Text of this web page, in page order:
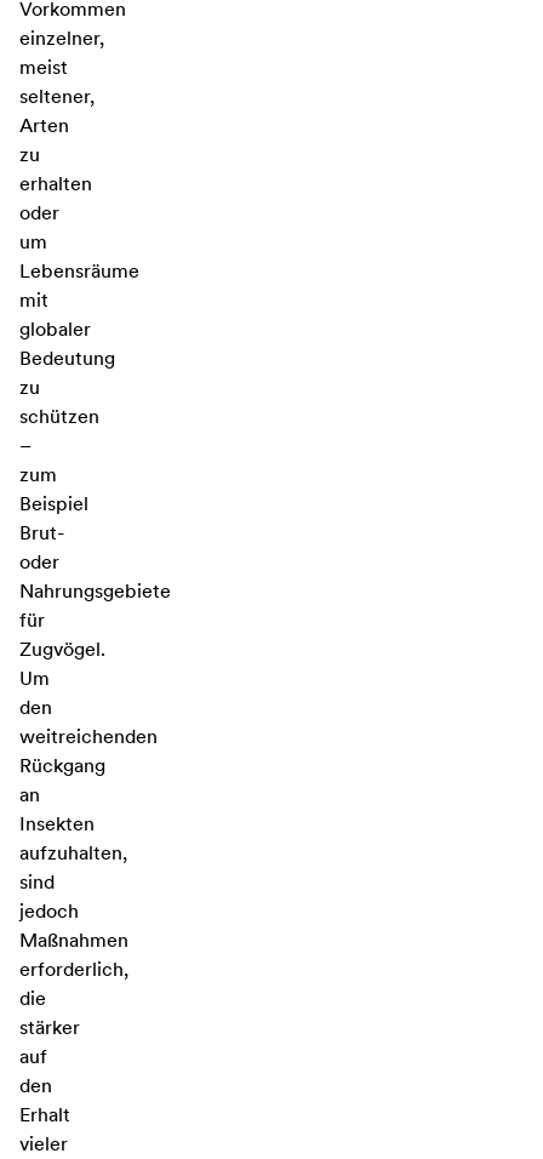
Vorkommen
einzelner,
meist
seltener,
Arten
zu
erhalten
oder
um
Lebensräume
mit
globaler
Bedeutung
zu
schützen
–
zum
Beispiel
Brut-
oder
Nahrungsgebiete
für
Zugvögel.
Um
den
weitreichenden
Rückgang
an
Insekten
aufzuhalten,
sind
jedoch
Maßnahmen
erforderlich,
die
stärker
auf
den
Erhalt
vieler